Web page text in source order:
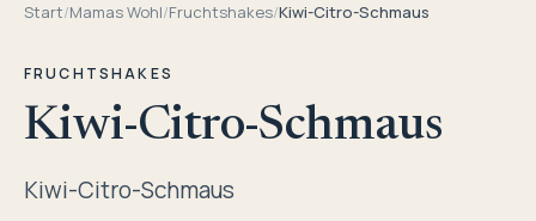
Start/Mamas Wohl/Fruchtshakes/Kiwi-Citro-Schmaus
FRUCHTSHAKES
Kiwi-Citro-Schmaus
Kiwi-Citro-Schmaus